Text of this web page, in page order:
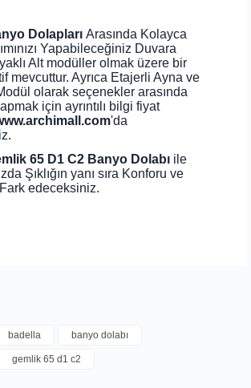
Dolapları Arasında Kolayca
Yapabileceğiniz Duvara
Alt modüller olmak üzere bir
mevcuttur. Ayrıca Etajerli Ayna ve
olarak seçenekler arasında
için ayrıntılı bilgi fiyat
'da
65 D1 C2 Banyo Dolabı ile
Şıklığın yanı sıra Konforu ve
edeceksiniz.
Bu ürüne ilk yorumu siz yapın!
badella banyo dolabı
gemlik 65 d1 c2